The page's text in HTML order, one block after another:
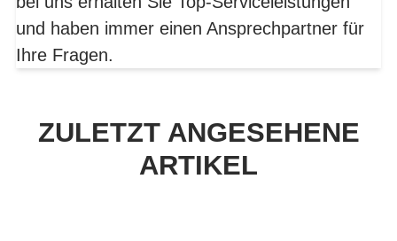
und haben immer einen Ansprechpartner für
Ihre Fragen.
ZULETZT ANGESEHENE
ARTIKEL